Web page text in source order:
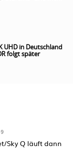
UHD in Deutschland
folgt später
Sky Q läuft dann